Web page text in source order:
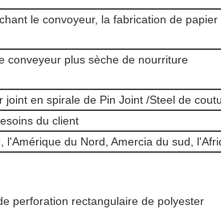
le convoyeur, la fabrication de
conveyeur plus sèche de nourriture
joint en spirale de Pin Joint /Steel de
du client
l'Amérique du Nord, Amercia du sud,
perforation rectangulaire de polyester